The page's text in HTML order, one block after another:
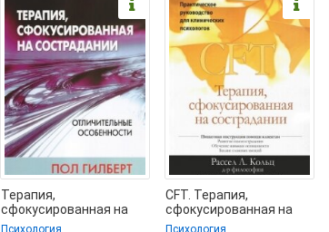
Терапия,
сфокусированная на
сострадании:
Психология
CFT. Терапия,
сфокусированная на
сострадании.
Психология